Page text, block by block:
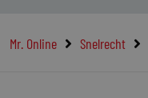
Mr. Online Snelrecht